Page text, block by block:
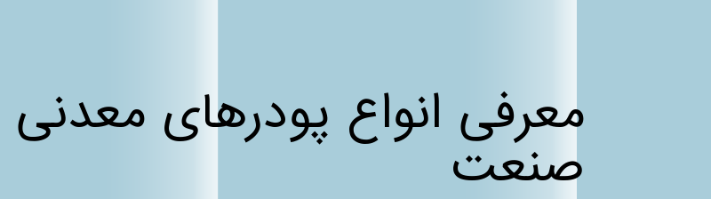
معرفی انواع پودرهای معدنی و
صنعت